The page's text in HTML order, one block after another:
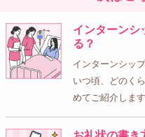
インターンシ
る？
インターンシッ
いつ頃、どのく
めてご紹介します